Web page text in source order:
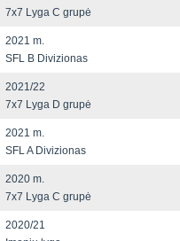
7x7 Lyga C grupė
2021 m.
SFL B Divizionas
2021/22
7x7 Lyga D grupė
2021 m.
SFL A Divizionas
2020 m.
7x7 Lyga C grupė
2020/21